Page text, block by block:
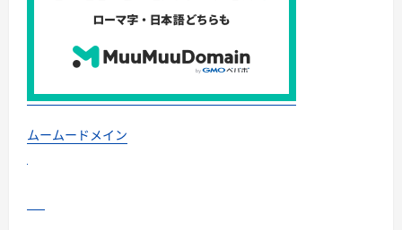
ムームードメイン